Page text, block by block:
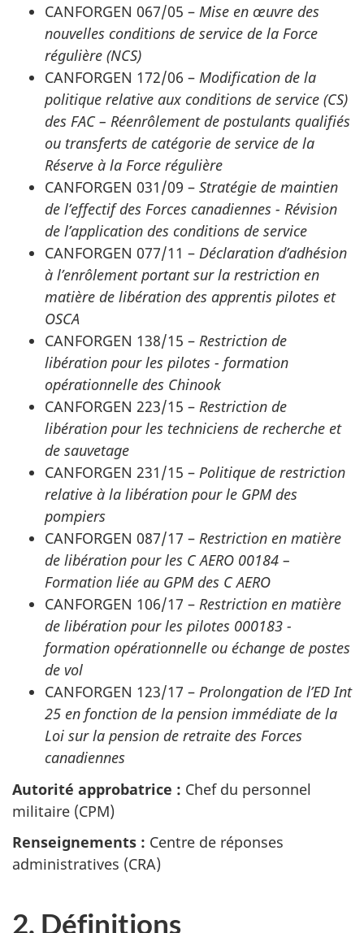
CANFORGEN 067/05 – Mise en œuvre des
nouvelles conditions de service de la Force
régulière (NCS)
CANFORGEN 172/06 – Modification de la
politique relative aux conditions de service (CS)
des FAC – Réenrôlement de postulants qualifiés
ou transferts de catégorie de service de la
Réserve à la Force régulière
CANFORGEN 031/09 – Stratégie de maintien
de l’effectif des Forces canadiennes - Révision
de l’application des conditions de service
CANFORGEN 077/11 – Déclaration d’adhésion
à l’enrôlement portant sur la restriction en
matière de libération des apprentis pilotes et
OSCA
CANFORGEN 138/15 – Restriction de
libération pour les pilotes - formation
opérationnelle des Chinook
CANFORGEN 223/15 – Restriction de
libération pour les techniciens de recherche et
de sauvetage
CANFORGEN 231/15 – Politique de restriction
relative à la libération pour le GPM des
pompiers
CANFORGEN 087/17 – Restriction en matière
de libération pour les C AERO 00184 –
Formation liée au GPM des C AERO
CANFORGEN 106/17 – Restriction en matière
de libération pour les pilotes 000183 -
formation opérationnelle ou échange de postes
de vol
CANFORGEN 123/17 – Prolongation de l’ED Int
25 en fonction de la pension immédiate de la
Loi sur la pension de retraite des Forces
canadiennes
Autorité approbatrice : Chef du personnel
militaire (CPM)
Renseignements : Centre de réponses
administratives (CRA)
2. Définitions